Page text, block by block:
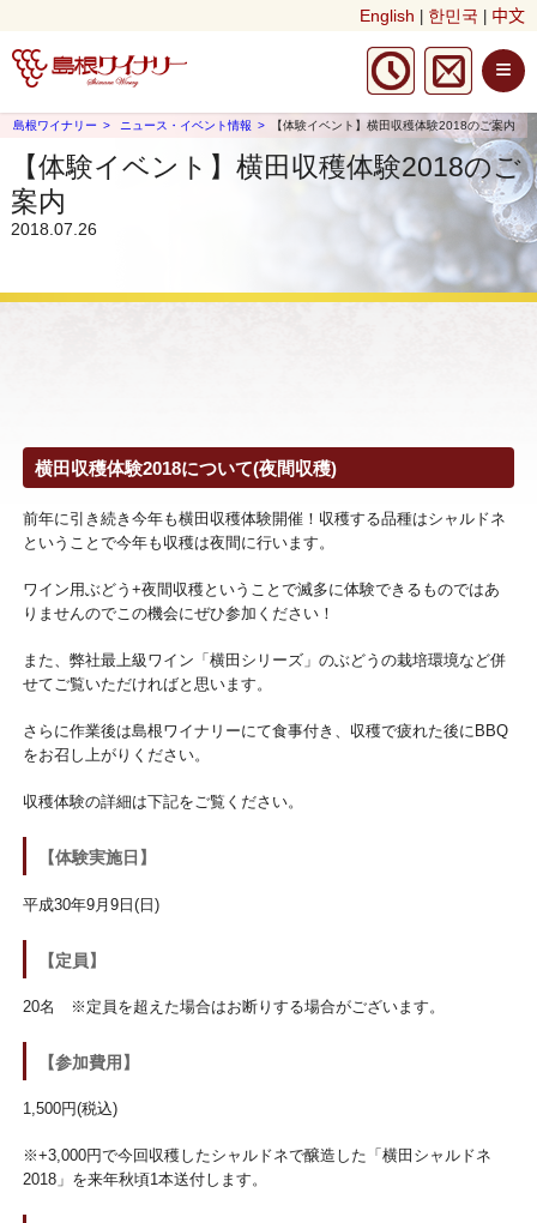
English 한민국 中文
≡
島根ワイナリー ニュース・イベント情報 【体験イベント】横田収穫体験2018のご案内
【体験イベント】横田収穫体験2018のご
案内
2018.07.26
横田収穫体験2018について(夜間収穫)
前年に引き続き今年も横田収穫体験開催！収穫する品種はシャルドネ
ということで今年も収穫は夜間に行います。
ワイン用ぶどう+夜間収穫ということで滅多に体験できるものではあ
りませんのでこの機会にぜひ参加ください！
また、弊社最上級ワイン「横田シリーズ」のぶどうの栽培環境など併
せてご覧いただければと思います。
さらに作業後は島根ワイナリーにて食事付き、収穫で疲れた後にBBQ
をお召し上がりください。
収穫体験の詳細は下記をご覧ください。
【体験実施日】
平成30年9月9日(日)
【定員】
20名 ※定員を超えた場合はお断りする場合がございます。
【参加費用】
1,500円(税込)
※+3,000円で今回収穫したシャルドネで醸造した「横田シャルドネ
2018」を来年秋頃1本送付します。